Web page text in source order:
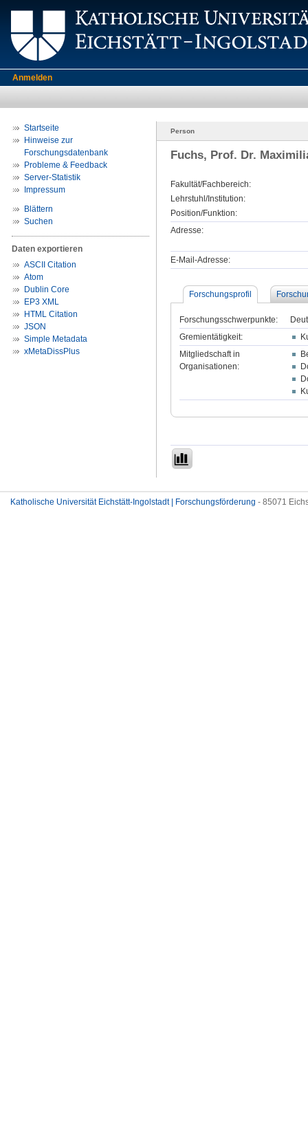
Anmelden
Startseite
Hinweise zur
Forschungsdatenbank
Probleme & Feedback
Server-Statistik
Impressum
Blättern
Suchen
Daten exportieren
ASCII Citation
Atom
Dublin Core
EP3 XML
HTML Citation
JSON
Simple Metadata
xMetaDissPlus
Person
Fuchs, Prof. Dr.
Fakultät/Fachbereich:
Lehrstuhl/Institution:
Position/Funktion:
Adresse:
E-Mail-Adresse:
Forschungsprofil
Forschungsschwerpunkte:
Gremientätigkeit:
Mitgliedschaft in
Organisationen:
Katholische Universität Eichstätt-Ingolstadt | Forschungsförderung - 85071